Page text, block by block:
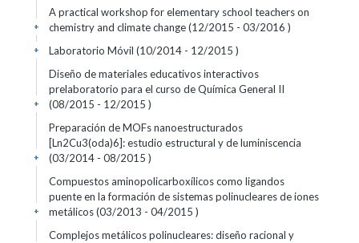
A practical workshop for elementary school teachers on
chemistry and climate change (12/2015 - 03/2016 )
+
Laboratorio Móvil (10/2014 - 12/2015 )
+
Diseño de materiales educativos interactivos
prelaboratorio para el curso de Química General II
(08/2015 - 12/2015 )
+
Preparación de MOFs nanoestructurados
[Ln2Cu3(oda)6]: estudio estructural y de luminiscencia
(03/2014 - 08/2015 )
+
Compuestos aminopolicarboxílicos como ligandos
puente en la formación de sistemas polinucleares de iones
metálicos (03/2013 - 04/2015 )
+
Complejos metálicos polinucleares: diseño racional y